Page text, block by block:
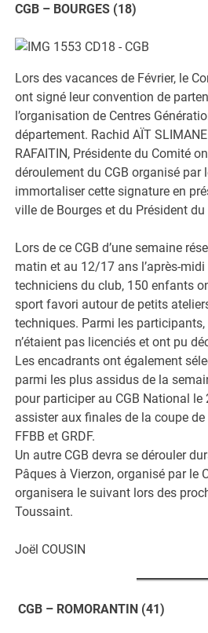
CGB – BOURGES (18)
Lors des vacances de Février, le
ont signé leur convention de
l’organisation de Centres
département. Rachid AÏT
RAFAITIN, Présidente du Comité
déroulement du CGB organisé par
immortaliser cette signature en
ville de Bourges et du Président du
Lors de ce CGB d’une semaine
matin et au 12/17 ans l’après-
techniciens du club, 150 enfants
sport favori autour de petits
techniques. Parmi les participants,
n’étaient pas licenciés et ont pu
Les encadrants ont également
parmi les plus assidus de la
pour participer au CGB National le
assister aux finales de la coupe
FFBB et GRDF.
Un autre CGB devra se dérouler
Pâques à Vierzon, organisé par le
organisera le suivant lors des
Toussaint.
Joël COUSIN
CGB – ROMORANTIN (41)